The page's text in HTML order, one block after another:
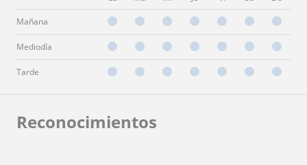
Mañana
Mediodía
Tarde
Reconocimientos